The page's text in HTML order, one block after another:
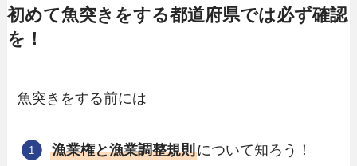
初めて魚突きをする都道府県では必ず確認
を！
魚突きをする前には
漁業権と漁業調整規則について知ろう！